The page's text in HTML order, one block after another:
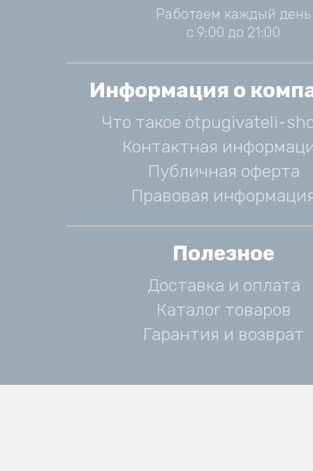
Работаем каждый день
с 9:00 до 21:00
Информация о
Что такое otpugivateli-
Контактная
Публичная оферта
Правовая
Полезное
Доставка и оплата
Каталог товаров
Гарантия и возврат